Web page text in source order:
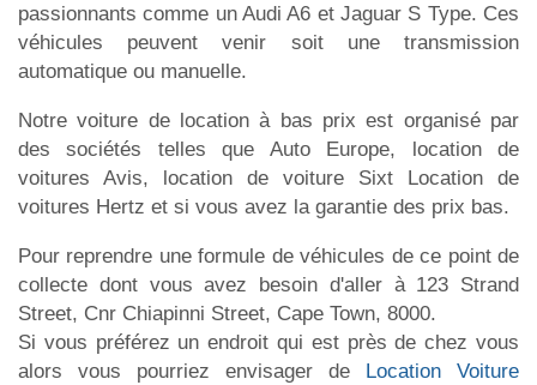
passionnants comme un Audi A6 et Jaguar S Type. Ces
véhicules peuvent venir soit une transmission
automatique ou manuelle.
Notre voiture de location à bas prix est organisé par
des sociétés telles que Auto Europe, location de
voitures Avis, location de voiture Sixt Location de
voitures Hertz et si vous avez la garantie des prix bas.
Pour reprendre une formule de véhicules de ce point de
collecte dont vous avez besoin d'aller à 123 Strand
Street, Cnr Chiapinni Street, Cape Town, 8000.
Si vous préférez un endroit qui est près de chez vous
alors vous pourriez envisager de Location Voiture